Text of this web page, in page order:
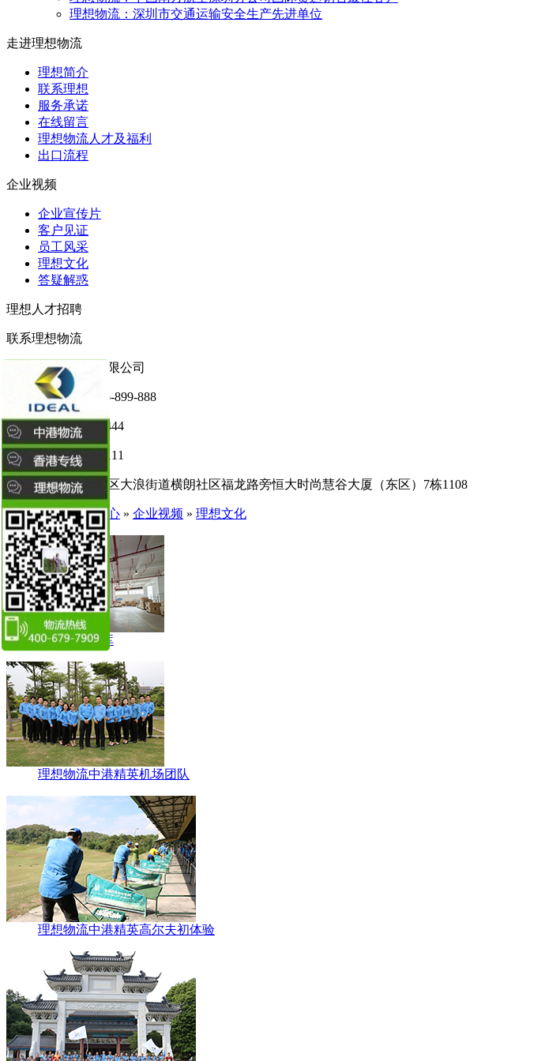
理想物流：深圳市交通运输安全生产先进单位
走进理想物流
理想简介
联系理想
服务承诺
在线留言
理想物流人才及福利
出口流程
企业视频
企业宣传片
客户见证
员工风采
理想文化
答疑解惑
理想人才招聘
联系理想物流
深圳市理想物流有限公司
全国咨询热线: 4006-899-888
电话：0755-29014444
传真：0755-29014111
地址：深圳市龙华区大浪街道横朗社区福龙路旁恒大时尚慧谷大厦（东区）7栋1108
首页»理想帮助中心 » 企业视频 » 理想文化
理想物流仓库
理想物流中港精英机场团队
理想物流中港精英高尔夫初体验